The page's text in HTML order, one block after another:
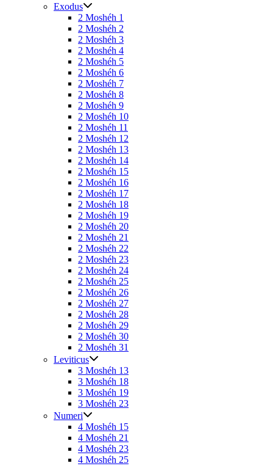
Exodus
2 Moshéh 1
2 Moshéh 2
2 Moshéh 3
2 Moshéh 4
2 Moshéh 5
2 Moshéh 6
2 Moshéh 7
2 Moshéh 8
2 Moshéh 9
2 Moshéh 10
2 Moshéh 11
2 Moshéh 12
2 Moshéh 13
2 Moshéh 14
2 Moshéh 15
2 Moshéh 16
2 Moshéh 17
2 Moshéh 18
2 Moshéh 19
2 Moshéh 20
2 Moshéh 21
2 Moshéh 22
2 Moshéh 23
2 Moshéh 24
2 Moshéh 25
2 Moshéh 26
2 Moshéh 27
2 Moshéh 28
2 Moshéh 29
2 Moshéh 30
2 Moshéh 31
Leviticus
3 Moshéh 13
3 Moshéh 18
3 Moshéh 19
3 Moshéh 23
Numeri
4 Moshéh 15
4 Moshéh 21
4 Moshéh 23
4 Moshéh 25